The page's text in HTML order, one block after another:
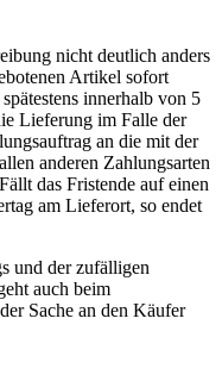
nicht deutlich anders
Artikel sofort
innerhalb von 5
Lieferung im Falle der
an die mit der
anderen Zahlungsarten
das Fristende auf einen
am Lieferort, so endet
und der zufälligen
auch beim
Sache an den Käufer